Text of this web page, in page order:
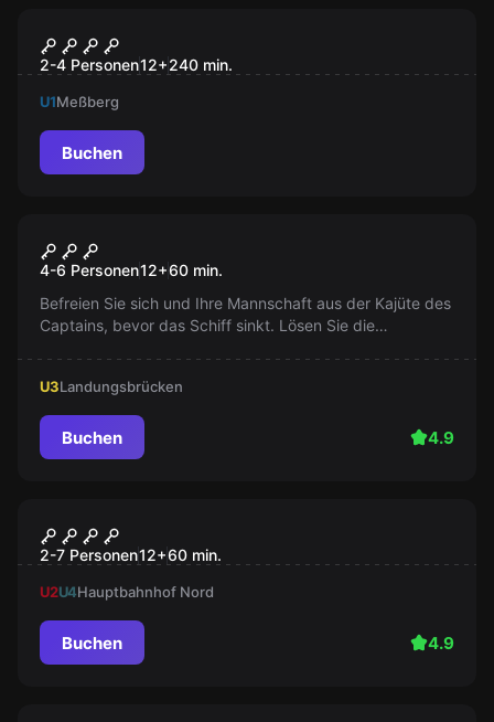
Rätseltisch
2-4 Personen12+240 min.
U1Meßberg
Buchen
Captain uber Bord
4-6 Personen12+60 min.
Befreien Sie sich und Ihre Mannschaft aus der Kajüte des
Captains, bevor das Schiff sinkt. Lösen Sie die
U3Landungsbrücken
Buchen 4.9
Vererbtes Doppelleben
2-7 Personen12+60 min.
U2U4Hauptbahnhof Nord
Buchen 4.9